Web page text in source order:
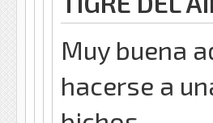
Muy buena
hacerse a